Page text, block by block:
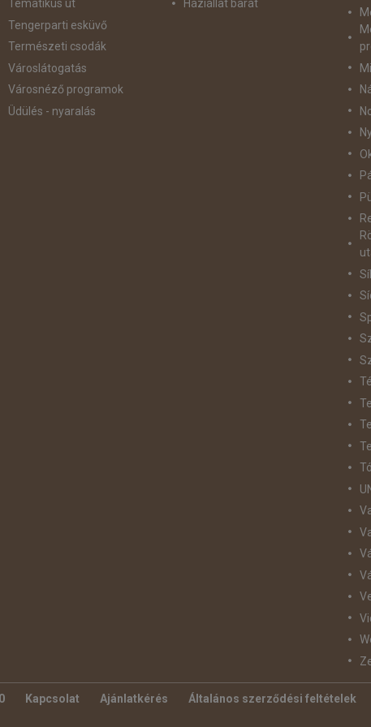
Tematikus út
Tengerparti esküvő
Természeti csodák
Városlátogatás
Városnéző programok
Üdülés - nyaralás
Háziállat barát
Kapcsolat Ajánlatkérés Általános szerződési feltételek